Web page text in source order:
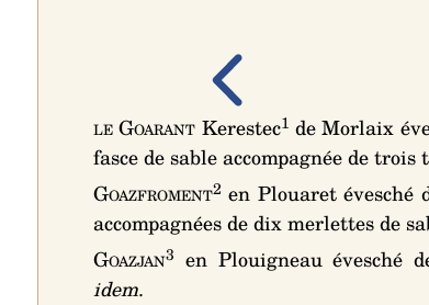
le Goarant Kerestec1 de Morlaix
fasce de sable accompagnée de trois
Goazfroment2 en Plouaret
accompagnées de dix merlettes de
Goazjan3 en Plouigneau évesché
idem.